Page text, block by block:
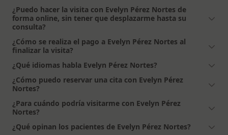
¿Puedo hacer la visita con Evelyn Pérez Nortes de
forma online, sin tener que desplazarme hasta su
consulta?
¿Cómo se realiza el pago a Evelyn Pérez Nortes al
finalizar la visita?
¿Qué idiomas habla Evelyn Pérez Nortes?
¿Cómo puedo reservar una cita con Evelyn Pérez
Nortes?
¿Para cuándo podría visitarme con Evelyn Pérez
Nortes?
¿Qué opinan los pacientes de Evelyn Pérez Nortes?